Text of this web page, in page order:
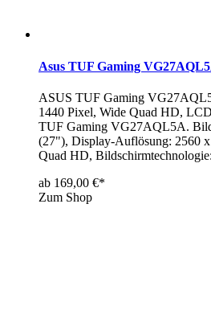
Asus TUF Gaming
ASUS TUF Gaming
1440 Pixel, Wide Quad HD,
TUF Gaming VG27AQL5A.
(27"), Display-Auflösung: 2560
Quad HD,
ab 169,00 €*
Zum Shop